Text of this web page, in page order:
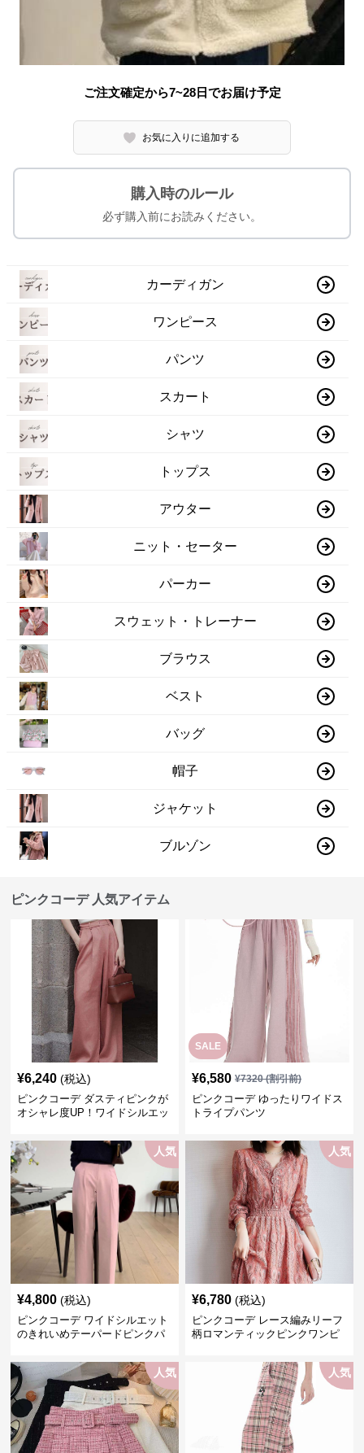
ご注文確定から7~28日でお届け予定
お気に入りに追加する
購入時のルール
必ず購入前にお読みください。
カーディガン
ワンピース
パンツ
スカート
シャツ
トップス
アウター
ニット・セーター
パーカー
スウェット・トレーナー
ブラウス
ベスト
バッグ
帽子
ジャケット
ブルゾン
ピンクコーデ 人気アイテム
¥6,240 (税込)
ピンクコーデ ダスティピンクが
オシャレ度UP！ワイドシルエッ
SALE
¥6,580 ¥7320(割引前)
ピンクコーデ ゆったりワイドス
トライプパンツ
人気
¥4,800 (税込)
ピンクコーデ ワイドシルエット
のきれいめテーパードピンクパ
人気
¥6,780 (税込)
ピンクコーデ レース編みリーフ
柄ロマンティックピンクワンピ
人気 人気